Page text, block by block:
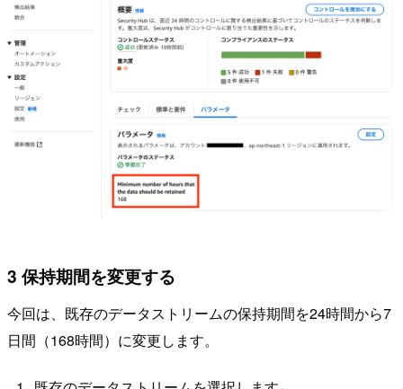
3 保持期間を変更する
今回は、既存のデータストリームの保持期間を24時間から7
日間（168時間）に変更します。